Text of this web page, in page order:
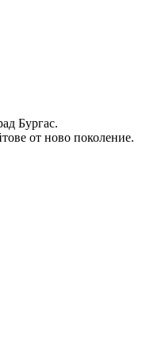
Бургас.
от ново поколение.